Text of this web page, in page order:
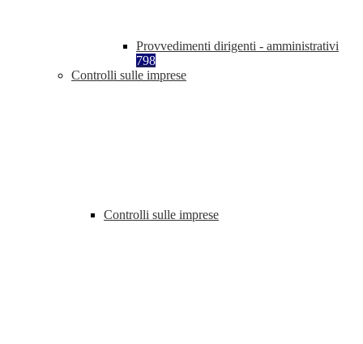
Provvedimenti dirigenti - amministrativi
798
Controlli sulle imprese
Controlli sulle imprese